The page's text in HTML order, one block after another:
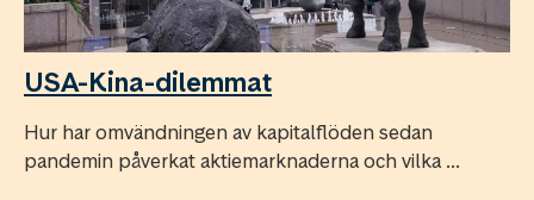
USA-Kina-dilemmat
Hur har omvändningen av kapitalflöden sedan
pandemin påverkat aktiemarknaderna och vilka ...